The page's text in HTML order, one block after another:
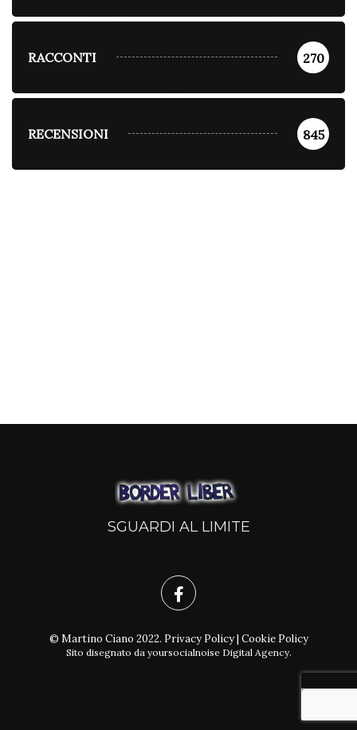
RACCONTI 270
RECENSIONI 845
SGUARDI AL LIMITE
© Martino Ciano 2022. Privacy Policy| Cookie Policy
Sito disegnato da yoursocialnoise Digital Agency.